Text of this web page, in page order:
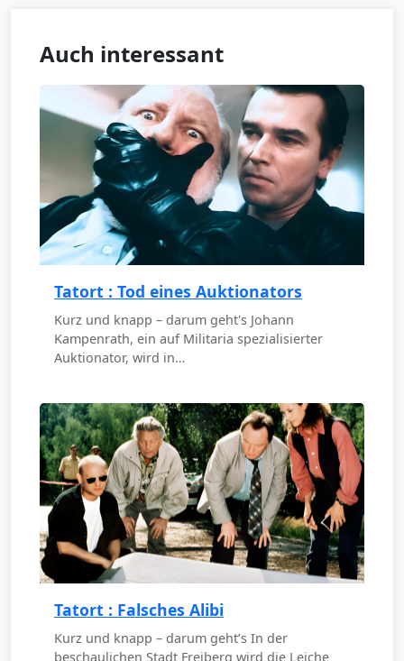
Auch interessant
Tatort : Tod eines Auktionators
Kurz und knapp – darum geht's Johann
Kampenrath, ein auf Militaria spezialisierter
Auktionator, wird in…
Tatort : Falsches Alibi
Kurz und knapp – darum geht’s In der
beschaulichen Stadt Freiberg wird die Leiche